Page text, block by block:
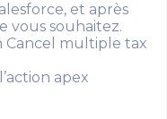
et après
vous souhaitez.
Cancel multiple tax
apex